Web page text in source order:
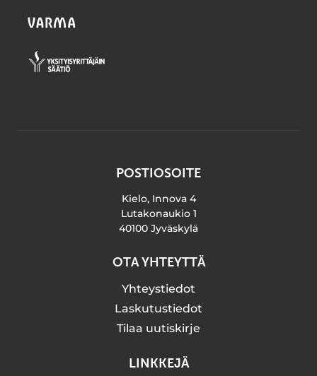
POSTIOSOITE
Kielo, Innova 4
Lutakonaukio 1
40100 Jyväskylä
OTA YHTEYTTÄ
Yhteystiedot
Laskutustiedot
Tilaa uutiskirje
LINKKEJÄ